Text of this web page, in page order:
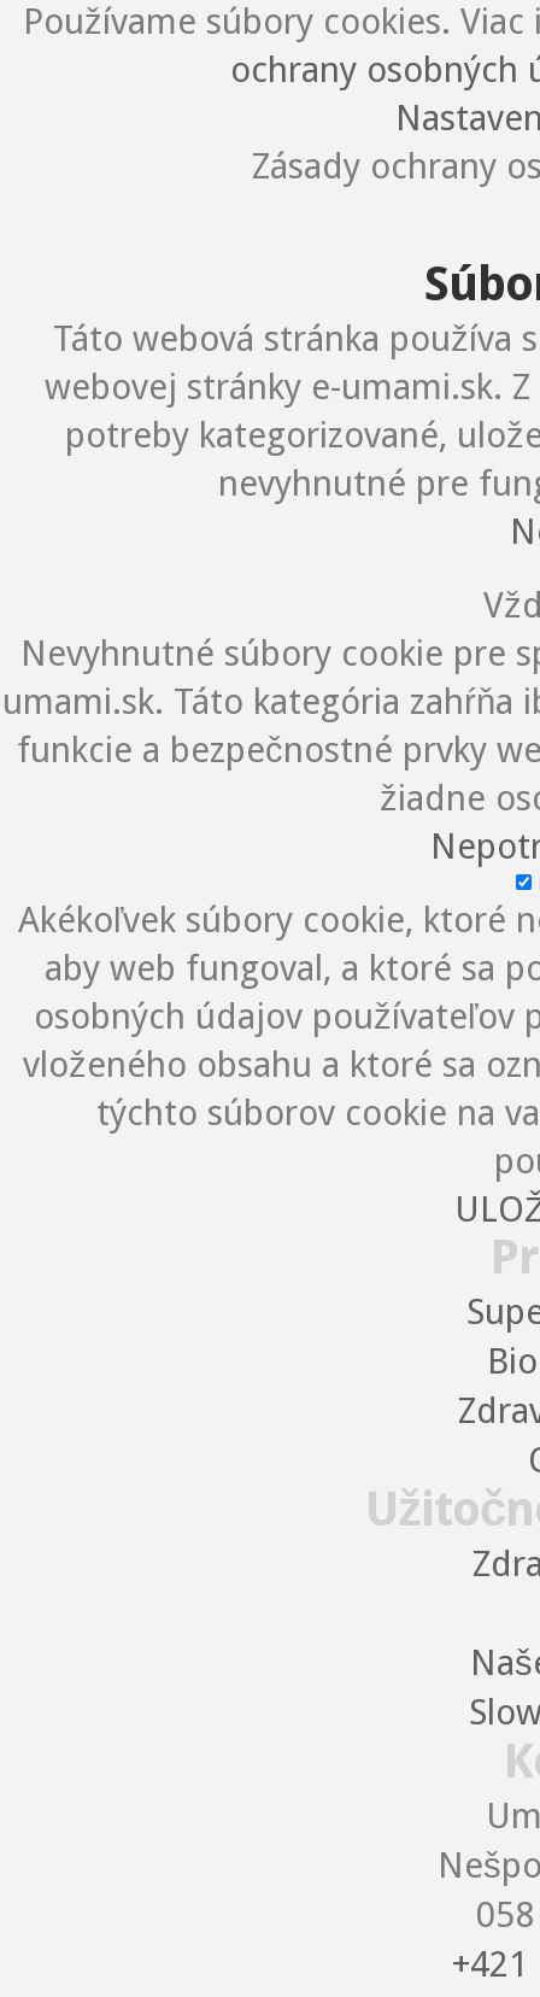
Používame súbory cookies.
ochrany osobných
Zásady ochrany
Táto webová stránka používa
webovej stránky e-umami.sk.
potreby kategorizované,
nevyhnutné pre
Nevyhnutné súbory cookie pre
umami.sk. Táto kategória zahŕňa
funkcie a bezpečnostné prvky
žiadne
Akékoľvek súbory cookie, ktoré
aby web fungoval, a ktoré sa
osobných údajov používateľov
vloženého obsahu a ktoré sa
týchto súborov cookie na
+421